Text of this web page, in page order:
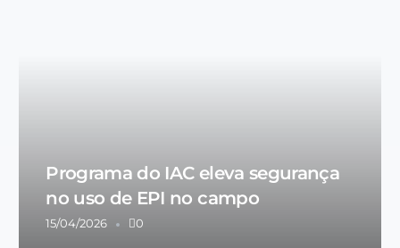
Programa do IAC eleva segurança
no uso de EPI no campo
15/04/2026 0